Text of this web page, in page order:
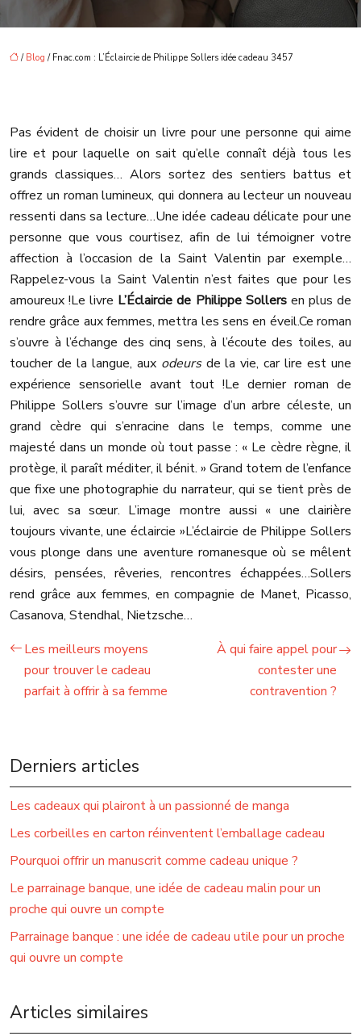
/ Blog / Fnac.com : L’Éclaircie de Philippe Sollers idée cadeau 3457
Pas évident de choisir un livre pour une personne qui aime
lire et pour laquelle on sait qu’elle connaît déjà tous les
grands classiques… Alors sortez des sentiers battus et
offrez un roman lumineux, qui donnera au lecteur un nouveau
ressenti dans sa lecture…Une idée cadeau délicate pour une
personne que vous courtisez, afin de lui témoigner votre
affection à l’occasion de la Saint Valentin par exemple…
Rappelez-vous la Saint Valentin n’est faites que pour les
amoureux !Le livre L’Éclaircie de Philippe Sollers en plus de
rendre grâce aux femmes, mettra les sens en éveil.Ce roman
s’ouvre à l’échange des cinq sens, à l’écoute des toiles, au
toucher de la langue, aux odeurs de la vie, car lire est une
expérience sensorielle avant tout !Le dernier roman de
Philippe Sollers s’ouvre sur l’image d’un arbre céleste, un
grand cèdre qui s’enracine dans le temps, comme une
majesté dans un monde où tout passe : « Le cèdre règne, il
protège, il paraît méditer, il bénit. » Grand totem de l’enfance
que fixe une photographie du narrateur, qui se tient près de
lui, avec sa sœur. L’image montre aussi « une clairière
toujours vivante, une éclaircie »L’éclaircie de Philippe Sollers
vous plonge dans une aventure romanesque où se mêlent
désirs, pensées, rêveries, rencontres échappées…Sollers
rend grâce aux femmes, en compagnie de Manet, Picasso,
Casanova, Stendhal, Nietzsche…
Les meilleurs moyens
pour trouver le cadeau
parfait à offrir à sa femme
À qui faire appel pour
contester une
contravention ?
Derniers articles
Les cadeaux qui plairont à un passionné de manga
Les corbeilles en carton réinventent l’emballage cadeau
Pourquoi offrir un manuscrit comme cadeau unique ?
Le parrainage banque, une idée de cadeau malin pour un
proche qui ouvre un compte
Parrainage banque : une idée de cadeau utile pour un proche
qui ouvre un compte
Articles similaires